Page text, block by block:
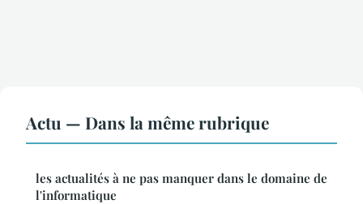
Actu — Dans la même rubrique
les actualités à ne pas manquer dans le domaine de
l'informatique